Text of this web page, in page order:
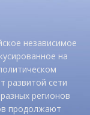
независимое
на
развитой сети
регионов
продолжают